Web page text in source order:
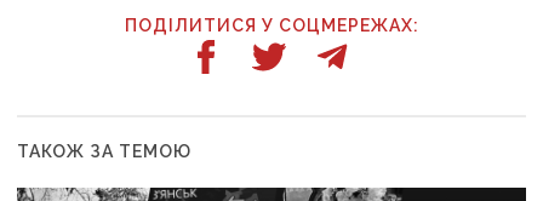
ПОДІЛИТИСЯ У СОЦМЕРЕЖАХ:
ТАКОЖ ЗА ТЕМОЮ